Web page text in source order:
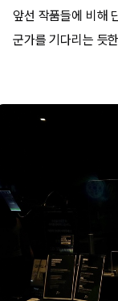
앞선 작품들에 비해
군가를 기다리는 듯